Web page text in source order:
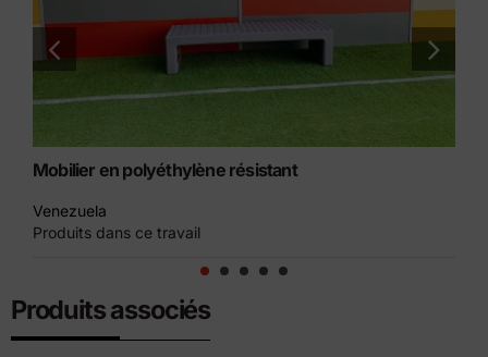
Mobilier en polyéthylène résistant
Venezuela
Produits dans ce travail
Produits associés